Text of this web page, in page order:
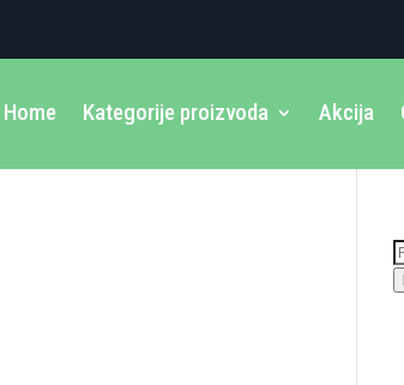
Kategorije proizvoda Akcija